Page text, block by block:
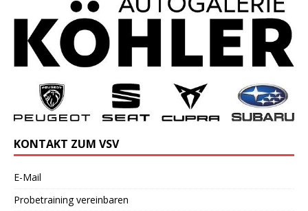
KONTAKT ZUM VSV
E-Mail
Probetraining vereinbaren